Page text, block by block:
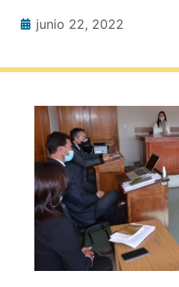
junio 22, 2022